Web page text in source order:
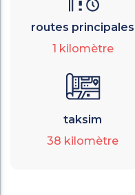
routes principales
1 kilomètre
taksim
38 kilomètre